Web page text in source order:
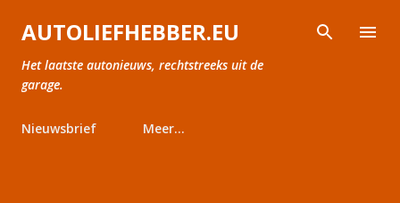
Doorgaan naar hoofdcontent
AUTOLIEFHEBBER.EU
Het laatste autonieuws, rechtstreeks uit de
garage.
Nieuwsbrief Meer…